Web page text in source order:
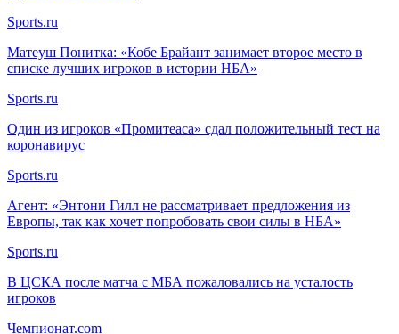
Sports.ru
Матеуш Понитка: «Кобе Брайант занимает второе место в
списке лучших игроков в истории НБА»
Sports.ru
Один из игроков «Промитеаса» сдал положительный тест на
коронавирус
Sports.ru
Агент: «Энтони Гилл не рассматривает предложения из
Европы, так как хочет попробовать свои силы в НБА»
Sports.ru
В ЦСКА после матча с МБА пожаловались на усталость
игроков
Чемпионат.com